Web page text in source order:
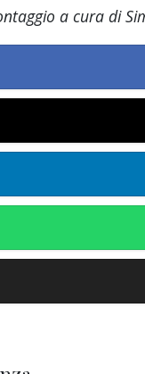
a cura di